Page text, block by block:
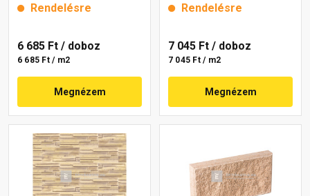
Rendelésre
6 685 Ft / doboz
6 685 Ft / m2
Megnézem
Rendelésre
7 045 Ft / doboz
7 045 Ft / m2
Megnézem